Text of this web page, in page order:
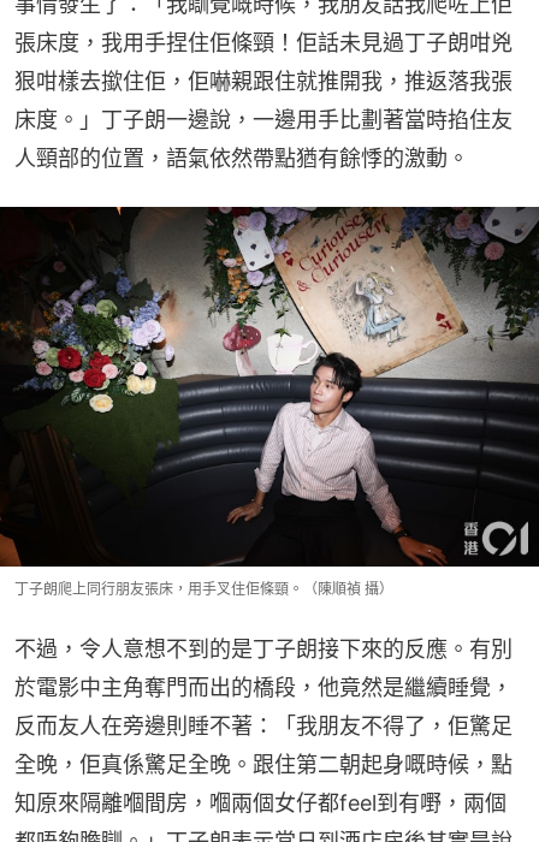
張床度，我用手捏住佢條頸！佢話未見過丁子朗咁兇
狠咁樣去撳住佢，佢嚇親跟住就推開我，推返落我張
床度。」丁子朗一邊說，一邊用手比劃著當時掐住友
人頸部的位置，語氣依然帶點猶有餘悸的激動。
丁子朗爬上同行朋友張床，用手叉住佢條頸。（陳順禎 攝）
不過，令人意想不到的是丁子朗接下來的反應。有別
於電影中主角奪門而出的橋段，他竟然是繼續睡覺，
反而友人在旁邊則睡不著：「我朋友不得了，佢驚足
全晚，佢真係驚足全晚。跟住第二朝起身嘅時候，點
知原來隔離嗰間房，嗰兩個女仔都feel到有嘢，兩個